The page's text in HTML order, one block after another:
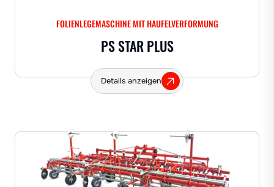
FOLIENLEGEMASCHINE MIT HAUFELVERFORMUNG
PS STAR PLUS
Details anzeigen